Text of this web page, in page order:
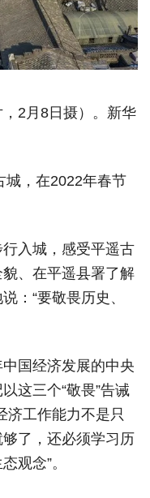
2月8日摄）。新华
城，在2022年春节
入城，感受平遥古
、在平遥县署了解
：“要敬畏历史、
国经济发展的中央
这三个“敬畏”告诫
济工作能力不是只
了，还必须学习历
观念”。